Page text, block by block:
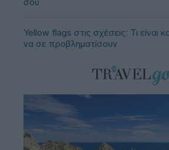
Yellow flags στις σχέσεις: Τι είναι
να σε προβληματίσουν